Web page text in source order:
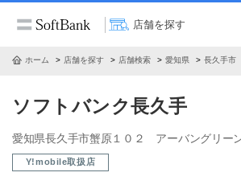
店舗を探す
ホーム 店舗を探す 店舗検索 愛知県 長久手市
ソフトバンク長久手
愛知県長久手市蟹原１０２ アーバングリー
Y!mobile取扱店